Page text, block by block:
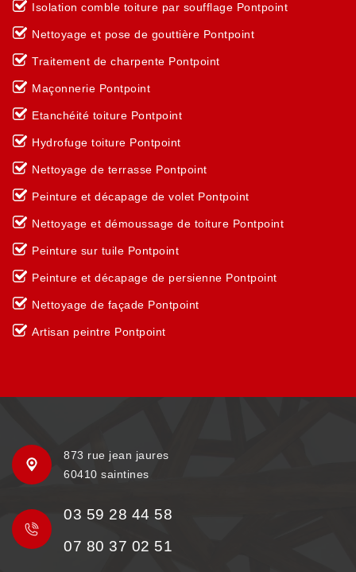
Isolation comble toiture par soufflage Pontpoint
Nettoyage et pose de gouttière Pontpoint
Traitement de charpente Pontpoint
Maçonnerie Pontpoint
Etanchéité toiture Pontpoint
Hydrofuge toiture Pontpoint
Nettoyage de terrasse Pontpoint
Peinture et décapage de volet Pontpoint
Nettoyage et démoussage de toiture Pontpoint
Peinture sur tuile Pontpoint
Peinture et décapage de persienne Pontpoint
Nettoyage de façade Pontpoint
Artisan peintre Pontpoint
873 rue jean jaures
60410 saintines
03 59 28 44 58
07 80 37 02 51